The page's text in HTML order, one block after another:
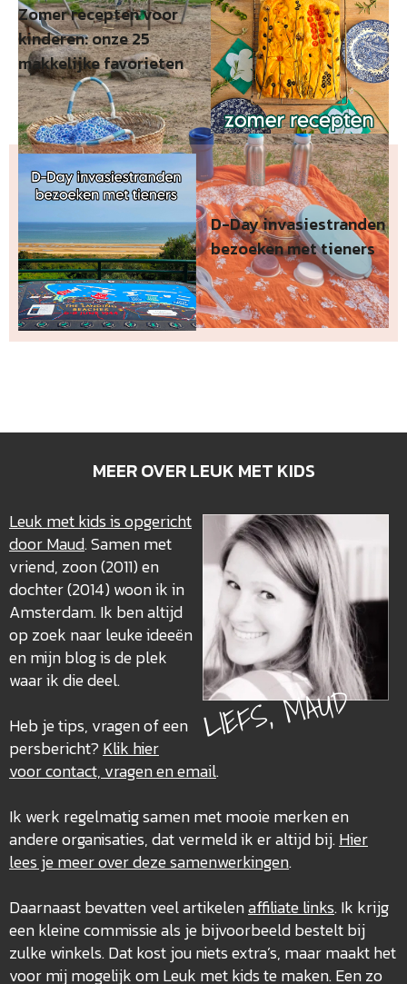
Zomer recepten voor
kinderen: onze 25
makkelijke favorieten
D-Day invasiestranden
bezoeken met tieners
MEER OVER LEUK MET KIDS
LIEFS, MAUD
Leuk met kids is opgericht
door Maud. Samen met
vriend, zoon (2011) en
dochter (2014) woon ik in
Amsterdam. Ik ben altijd
op zoek naar leuke ideeën
en mijn blog is de plek
waar ik die deel.
Heb je tips, vragen of een
persbericht?Klik hier
voor contact, vragen en email.
Ik werk regelmatig samen met mooie merken en
andere organisaties, dat vermeld ik er altijd bij.Hier
lees je meer over dezesamenwerkingen.
Daarnaast bevatten veel artikelenaffiliate links. Ik krijg
een kleine commissie als je bijvoorbeeld bestelt bij
zulke winkels. Dat kost jou niets extra’s, maar maakt het
voor mij mogelijk om Leuk met kids te maken. Een zo